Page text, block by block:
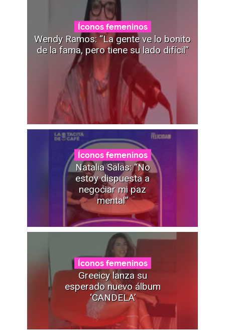
Íconos femeninos
Wendy Ramos: “La gente ve lo bonito
de la fama, pero tiene su lado difícil”
Íconos femeninos
Natalia Salas: “No
estoy dispuesta a
negociar mi paz
mental”
Íconos femeninos
Greeicy lanza su
esperado nuevo álbum
‘CANDELA’